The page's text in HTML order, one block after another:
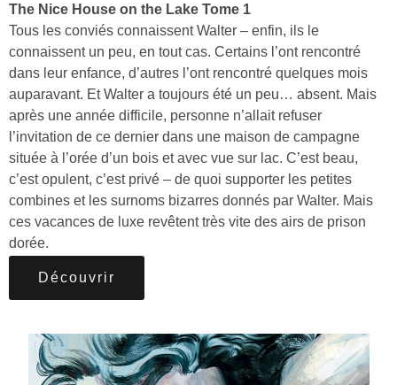
The Nice House on the Lake Tome 1
Tous les conviés connaissent Walter – enfin, ils le
connaissent un peu, en tout cas. Certains l’ont rencontré
dans leur enfance, d’autres l’ont rencontré quelques mois
auparavant. Et Walter a toujours été un peu… absent. Mais
après une année difficile, personne n’allait refuser
l’invitation de ce dernier dans une maison de campagne
située à l’orée d’un bois et avec vue sur lac. C’est beau,
c’est opulent, c’est privé – de quoi supporter les petites
combines et les surnoms bizarres donnés par Walter. Mais
ces vacances de luxe revêtent très vite des airs de prison
dorée.
Découvrir